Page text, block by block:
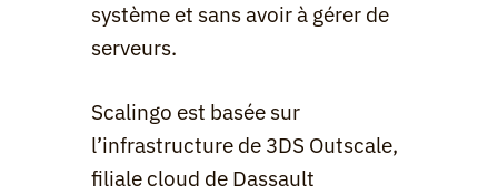
système et sans avoir à gérer de
serveurs.
Scalingo est basée sur
l’infrastructure de 3DS Outscale,
filiale cloud de Dassault